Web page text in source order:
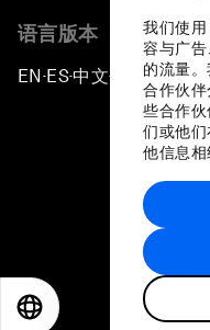
我们使
容与广
的流量
合作伙
些合作
们或他
他信息相
语言版本
EN ▪ ES▪中文▪ 日本語